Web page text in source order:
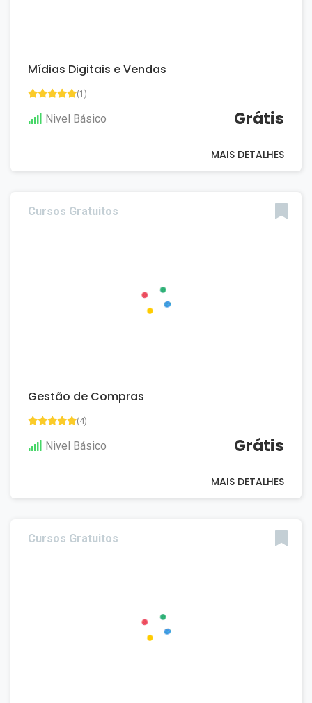
Mídias Digitais e Vendas
(1)
Nivel Básico Grátis
MAIS DETALHES
Cursos Gratuitos
Gestão de Compras
(4)
Nivel Básico Grátis
MAIS DETALHES
Cursos Gratuitos